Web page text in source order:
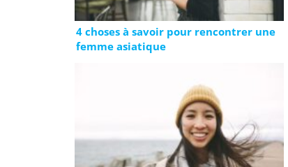
4 choses à savoir pour rencontrer une
femme asiatique